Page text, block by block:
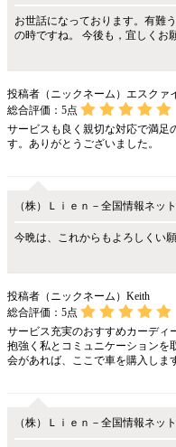
お世話になっております。有難
の時ですね。 今後も，宜しくお
投稿者（ニックネーム）エスクァ
総合評価： 5点
サービスも良く親切な対応で満足
す。ありがとうございました。
（株）Ｌｉｅｎ－全国情報ネッ
今晩は、これからもよろしくい願
投稿者（ニックネーム）Keith
総合評価： 5点
サービス充実のおすすめカーディ
抱強く私とコミュニケーションを
会があれば、ここで車を購入しま
（株）Ｌｉｅｎ－全国情報ネッ